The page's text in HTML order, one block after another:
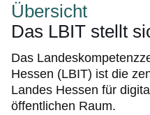
Übersicht
Das LBIT stellt
Das
Hessen (LBIT) ist die
Landes Hessen für
öffentlichen Raum.